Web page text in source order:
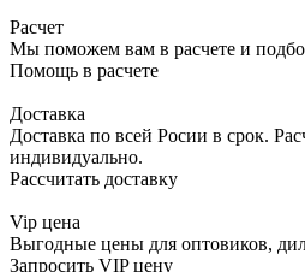
Расчет
Мы поможем вам в расчете и
Помощь в расчете
Доставка
Доставка по всей Росии в срок.
индивидуально.
Рассчитать доставку
Vip цена
Выгодные цены для оптовиков,
Запросить VIP цену